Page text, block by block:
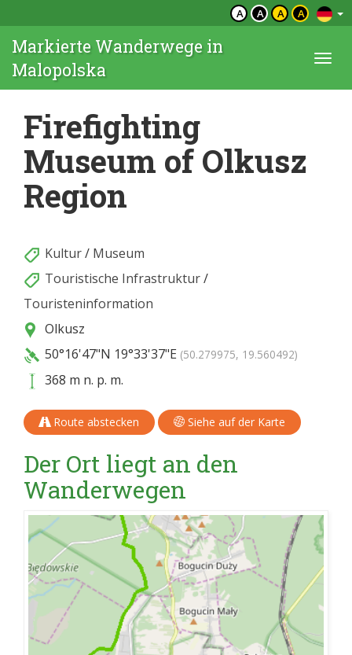
A A A A
Markierte Wanderwege in
Malopolska
Firefighting
Museum of Olkusz
Region
Kultur/ Museum
Touristische Infrastruktur/
Touristeninformation
Olkusz
50°16'47"N 19°33'37"E (50.279975, 19.560492)
368 m n. p. m.
Route abstecken Siehe auf der Karte
Der Ort liegt an den
Wanderwegen